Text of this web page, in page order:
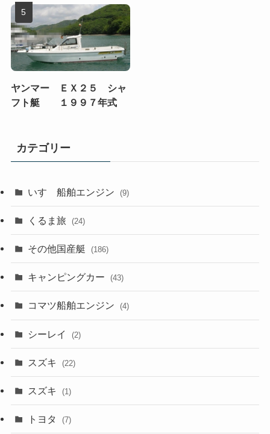
ヤンマー ＥＸ２５ シャ
フト艇 １９９７年式
カテゴリー
いすゞ船舶エンジン (9)
くるま旅 (24)
その他国産艇 (186)
キャンピングカー (43)
コマツ船舶エンジン (4)
シーレイ (2)
スズキ (22)
スズキ (1)
トヨタ (7)